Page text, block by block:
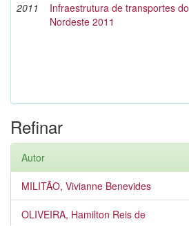
2011
Infraestrutura de transportes do
Nordeste 2011
Refinar
Autor
MILITÃO, Vivianne Benevides
OLIVEIRA, Hamilton Reis de